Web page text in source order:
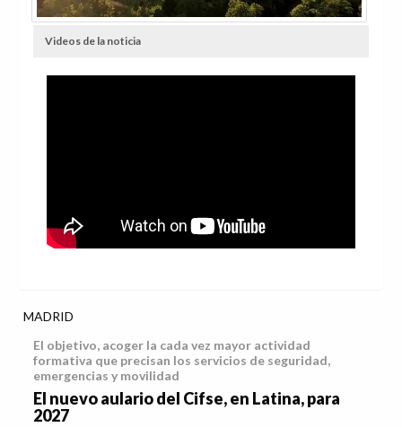
Videos de la noticia
MADRID
El objetivo, acoger la cada vez mayor actividad
formativa que precisan los servicios de seguridad,
emergencias y movilidad
El nuevo aulario del Cifse, en Latina, para
2027